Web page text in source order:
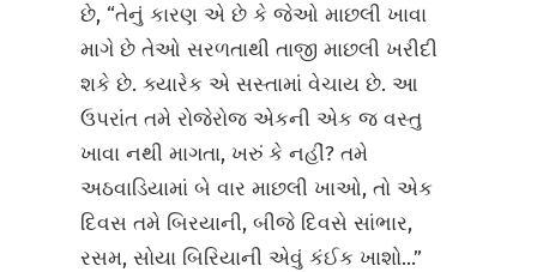
છે, “તેનું કારણ એ છે કે જેઓ માછલી ખાવા
માગે છે તેઓ સરળતાથી તાજી માછલી ખરીદી
શકે છે. ક્યારેક એ સસ્તામાં વેચાય છે. આ
ઉપરાંત તમે રોજેરોજ એકની એક જ વસ્તુ
ખાવા નથી માગતા, ખરું કે નહીં? તમે
અઠવાડિયામાં બે વાર માછલી ખાઓ, તો એક
દિવસ તમે બિરયાની, બીજે દિવસે સાંભાર,
રસમ, સોયા બિરિયાની એવું કંઈક ખાશો...”